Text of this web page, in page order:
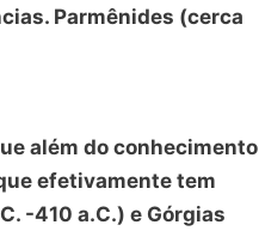
Parmênides (cerca
além do conhecimento
efetivamente tem
-410 a.C.) e Górgias